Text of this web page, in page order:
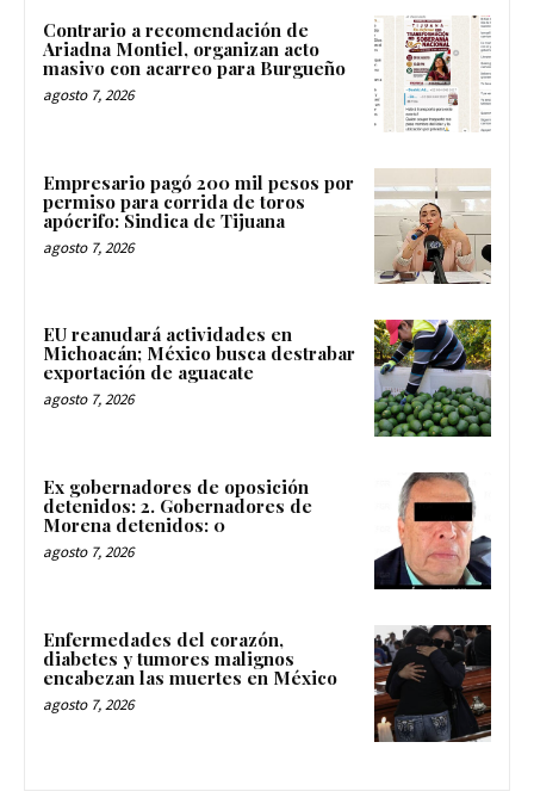
Contrario a recomendación de
Ariadna Montiel, organizan acto
masivo con acarreo para Burgueño
agosto 7, 2026
Empresario pagó 200 mil pesos por
permiso para corrida de toros
apócrifo: Sindica de Tijuana
agosto 7, 2026
EU reanudará actividades en
Michoacán; México busca destrabar
exportación de aguacate
agosto 7, 2026
Ex gobernadores de oposición
detenidos: 2. Gobernadores de
Morena detenidos: 0
agosto 7, 2026
Enfermedades del corazón,
diabetes y tumores malignos
encabezan las muertes en México
agosto 7, 2026